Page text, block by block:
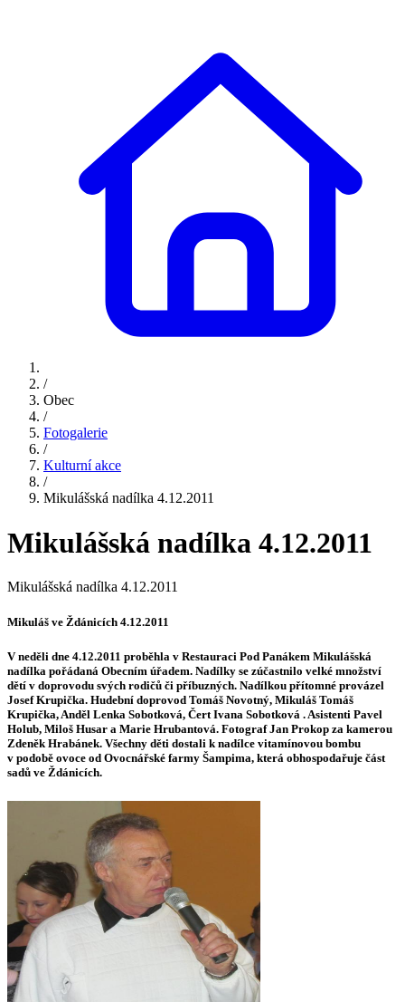
/
Obec
/
Fotogalerie
/
Kulturní akce
/
Mikulášská nadílka 4.12.2011
Mikulášská nadílka 4.12.2011
Mikulášská nadílka 4.12.2011
Mikuláš ve Ždánicích 4.12.2011
V neděli dne 4.12.2011 proběhla v Restauraci Pod Panákem Mikulášská
nadílka pořádaná Obecním úřadem. Nadílky se zúčastnilo velké množství
dětí v doprovodu svých rodičů či příbuzných. Nadílkou přítomné provázel
Josef Krupička. Hudební doprovod Tomáš Novotný, Mikuláš Tomáš
Krupička, Anděl Lenka Sobotková, Čert Ivana Sobotková . Asistenti Pavel
Holub, Miloš Husar a Marie Hrubantová. Fotograf Jan Prokop za kamerou
Zdeněk Hrabánek. Všechny děti dostali k nadílce vitamínovou bombu
v podobě ovoce od Ovocnářské farmy Šampima, která obhospodařuje část
sadů ve Ždánicích.